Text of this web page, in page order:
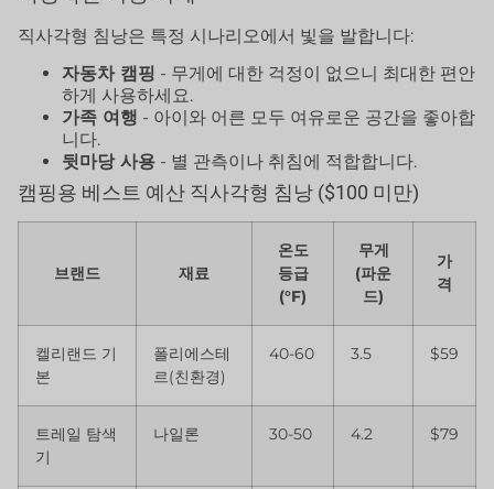
직사각형 침낭은 특정 시나리오에서 빛을 발합니다:
자동차 캠핑 - 무게에 대한 걱정이 없으니 최대한 편안
하게 사용하세요.
가족 여행 - 아이와 어른 모두 여유로운 공간을 좋아합
니다.
뒷마당 사용 - 별 관측이나 취침에 적합합니다.
캠핑용 베스트 예산 직사각형 침낭 ($100 미만)
브랜드 재료
온도
등급
(°F)
무게
(파운
드)
가
격
켈리랜드 기
본
폴리에스테
르(친환경)
40-60 3.5 $59
트레일 탐색
기
나일론 30-50 4.2 $79